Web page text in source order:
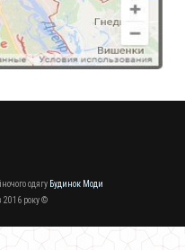
з розрізами
одягу Будинок Моди
2016 року ©